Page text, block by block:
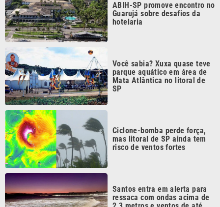
ABIH-SP promove encontro no
Guarujá sobre desafios da
hotelaria
Você sabia? Xuxa quase teve
parque aquático em área de
Mata Atlântica no litoral de
SP
Ciclone-bomba perde força,
mas litoral de SP ainda tem
risco de ventos fortes
Santos entra em alerta para
ressaca com ondas acima de